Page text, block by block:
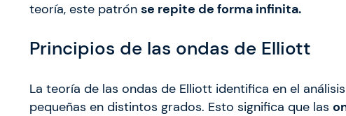
teoría, este patrón se repite de forma infinita.
Principios de las ondas de Elliott
La teoría de las ondas de Elliott identifica en el
pequeñas en distintos grados. Esto significa que las